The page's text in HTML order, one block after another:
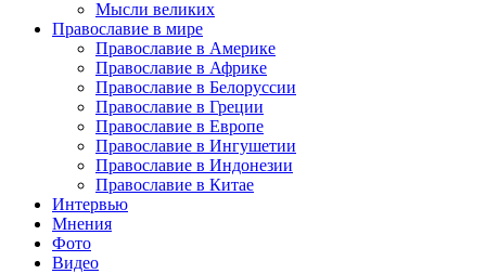
Мысли великих
Православие в мире
Православие в Америке
Православие в Африке
Православие в Белоруссии
Православие в Греции
Православие в Европе
Православие в Ингушетии
Православие в Индонезии
Православие в Китае
Интервью
Мнения
Фото
Видео